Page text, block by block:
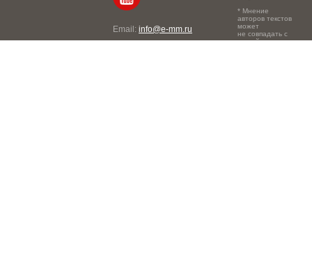
Email: info@e-mm.ru
* Мнение
авторов текстов
может
не совпадать с
точкой зрения